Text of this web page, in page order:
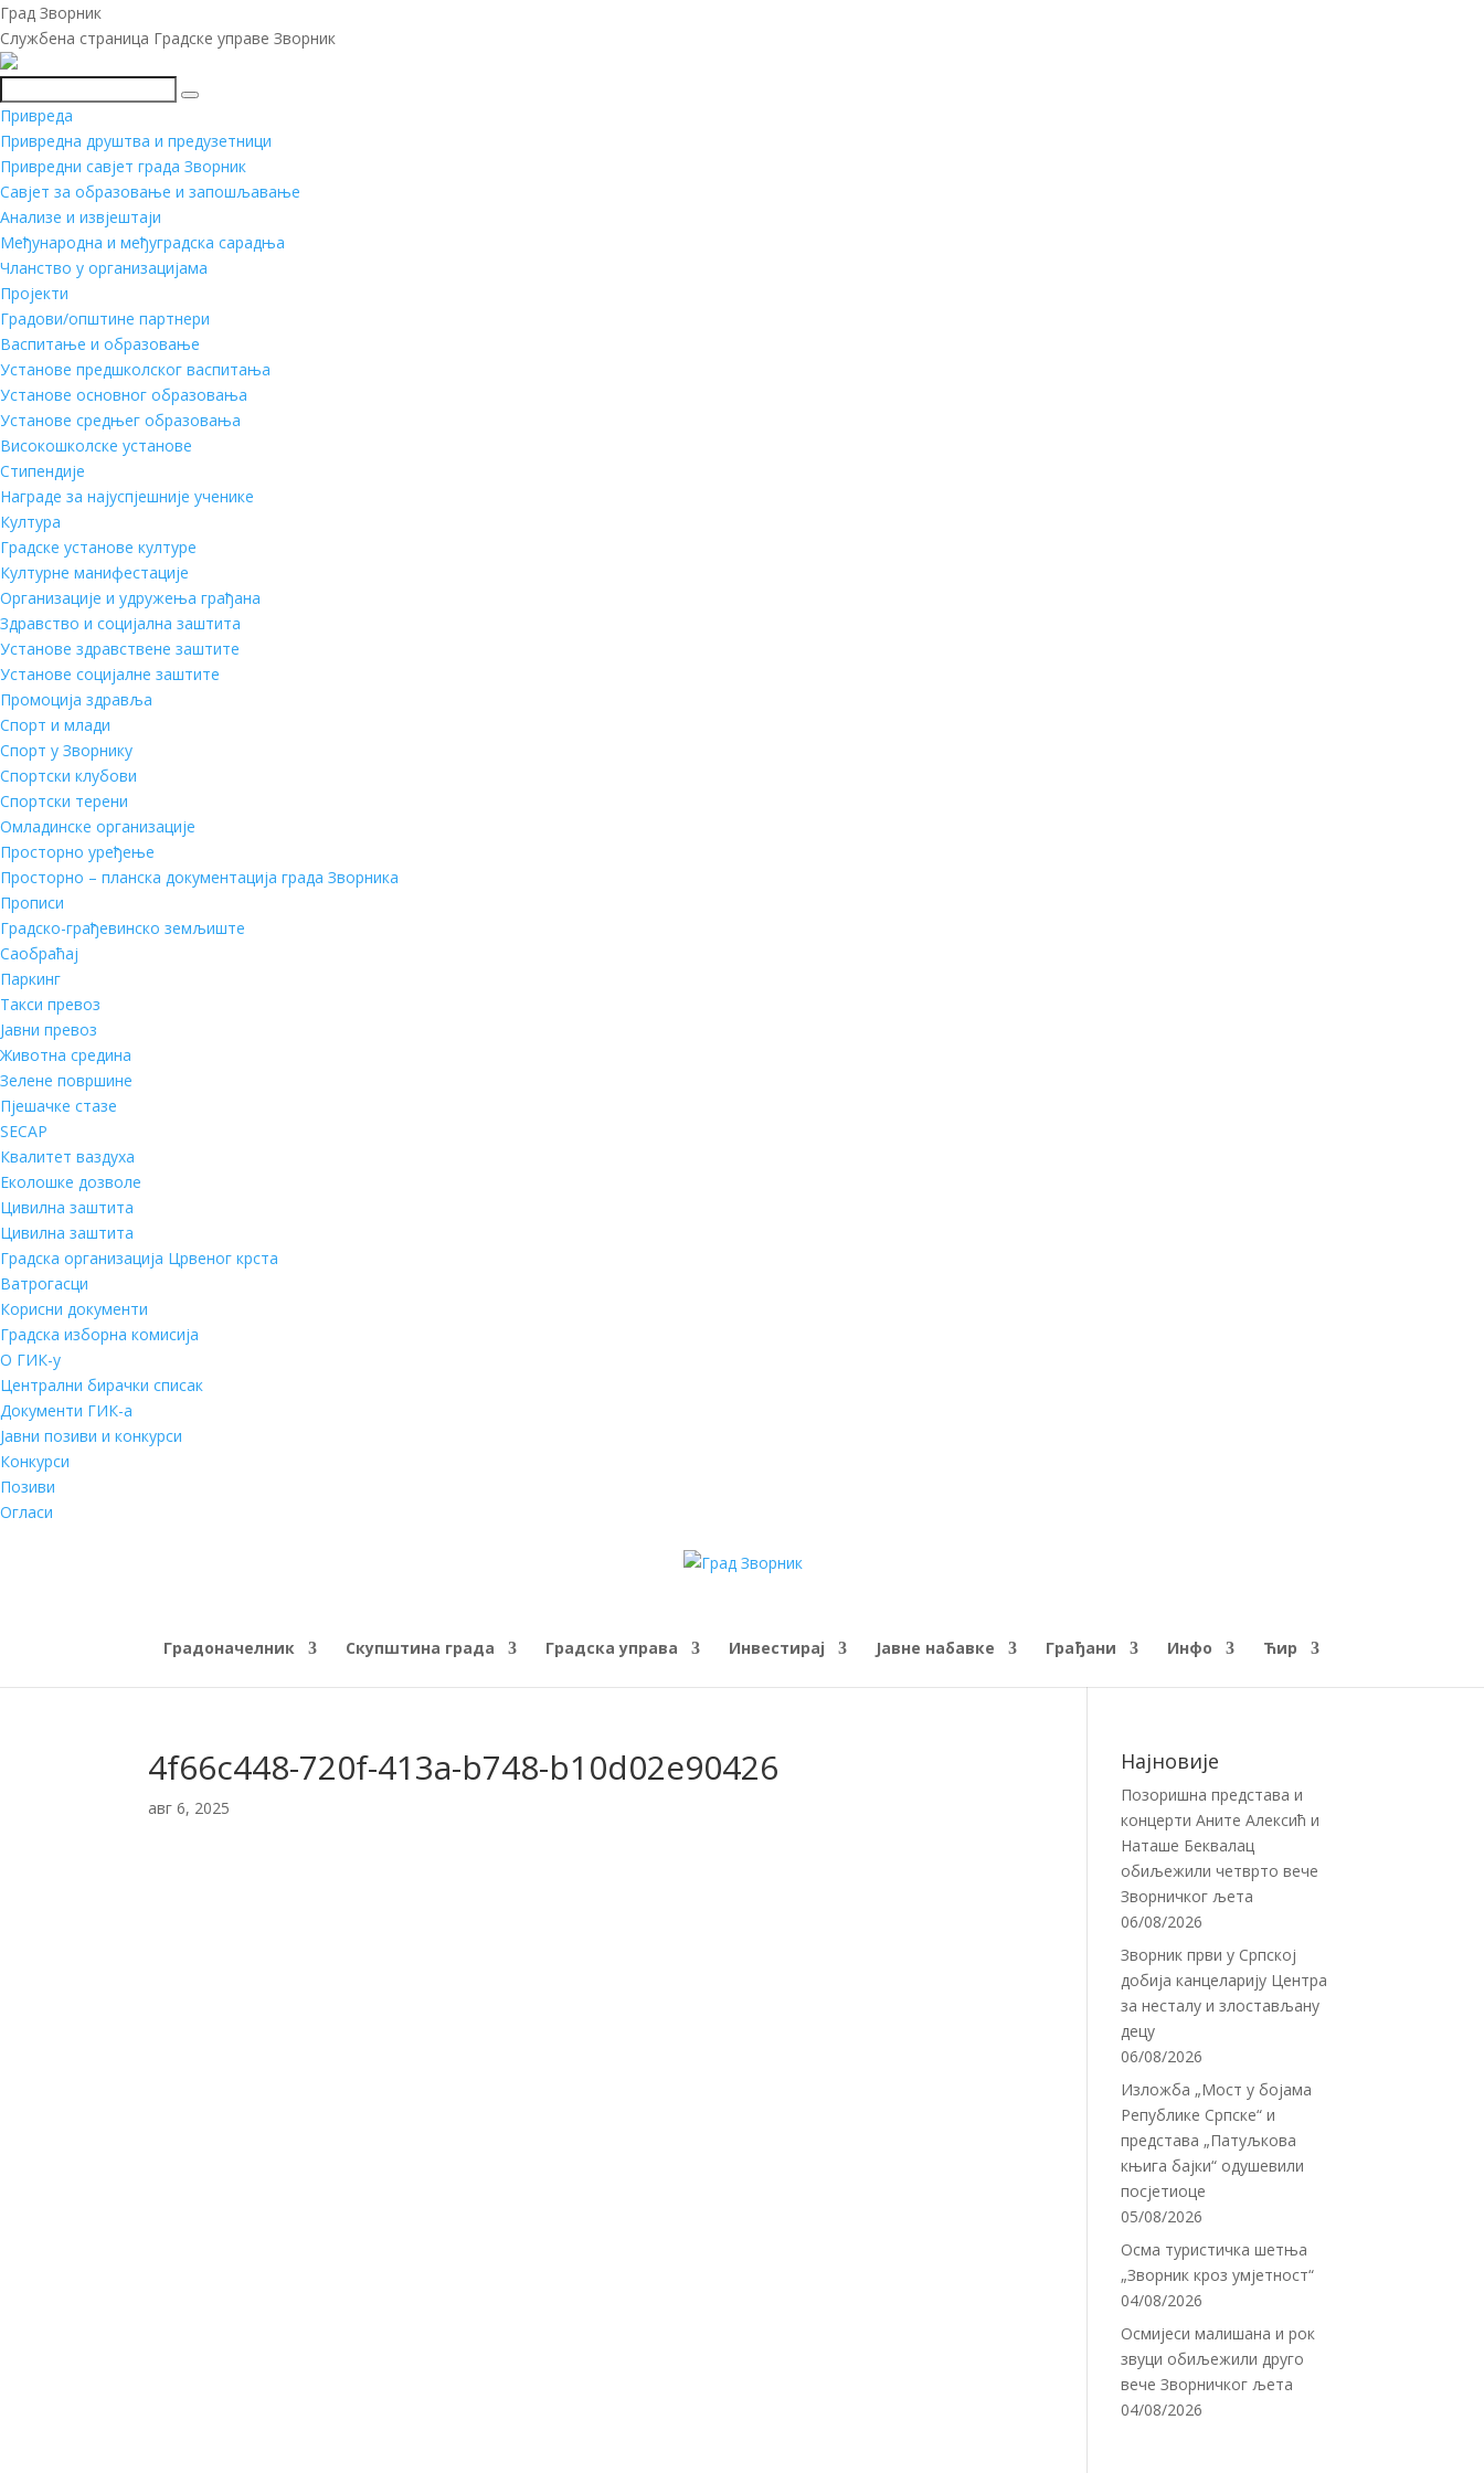
Град Зворник
Службена страница Градске управе Зворник
Претражи
Привреда
Привредна друштва и предузетници
Привредни савјет града Зворник
Савјет за образовање и запошљавање
Анализе и извјештаји
Међународна и међуградска сарадња
Чланство у организацијама
Пројекти
Градови/општине партнери
Васпитање и образовање
Установе предшколског васпитања
Установе основног образовања
Установе средњег образовања
Високошколске установе
Стипендије
Награде за најуспјешније ученике
Култура
Градске установе културе
Културне манифестације
Организације и удружења грађана
Здравство и социјална заштита
Установе здравствене заштите
Установе социјалне заштите
Промоција здравља
Спорт и млади
Спорт у Зворнику
Спортски клубови
Спортски терени
Омладинске организације
Просторно уређење
Просторно – планска документација града Зворника
Прописи
Градско-грађевинско земљиште
Саобраћај
Паркинг
Такси превоз
Јавни превоз
Животна средина
Зелене површине
Пјешачке стазе
SECAP
Квалитет ваздуха
Еколошке дозволе
Цивилна заштита
Цивилна заштита
Градска организација Црвеног крста
Ватрогасци
Корисни документи
Градска изборна комисија
О ГИК-у
Централни бирачки списак
Документи ГИК-а
Јавни позиви и конкурси
Конкурси
Позиви
Огласи
Градоначелник Скупштина града Градска управа Инвестирај Јавне набавке Грађани Инфо Ћир
4f66c448-720f-413a-b748-b10d02e90426
авг 6, 2025
Најновије
Позоришна представа и
концерти Аните Алексић и
Наташе Беквалац
обиљежили четврто вече
Зворничког љета
06/08/2026
Зворник први у Српској
добија канцеларију Центра
за несталу и злостављану
децу
06/08/2026
Изложба „Мост у бојама
Републике Српске“ и
представа „Патуљкова
књига бајки“ одушевили
посјетиоце
05/08/2026
Осма туристичка шетња
„Зворник кроз умјетност“
04/08/2026
Осмијеси малишана и рок
звуци обиљежили друго
вече Зворничког љета
04/08/2026